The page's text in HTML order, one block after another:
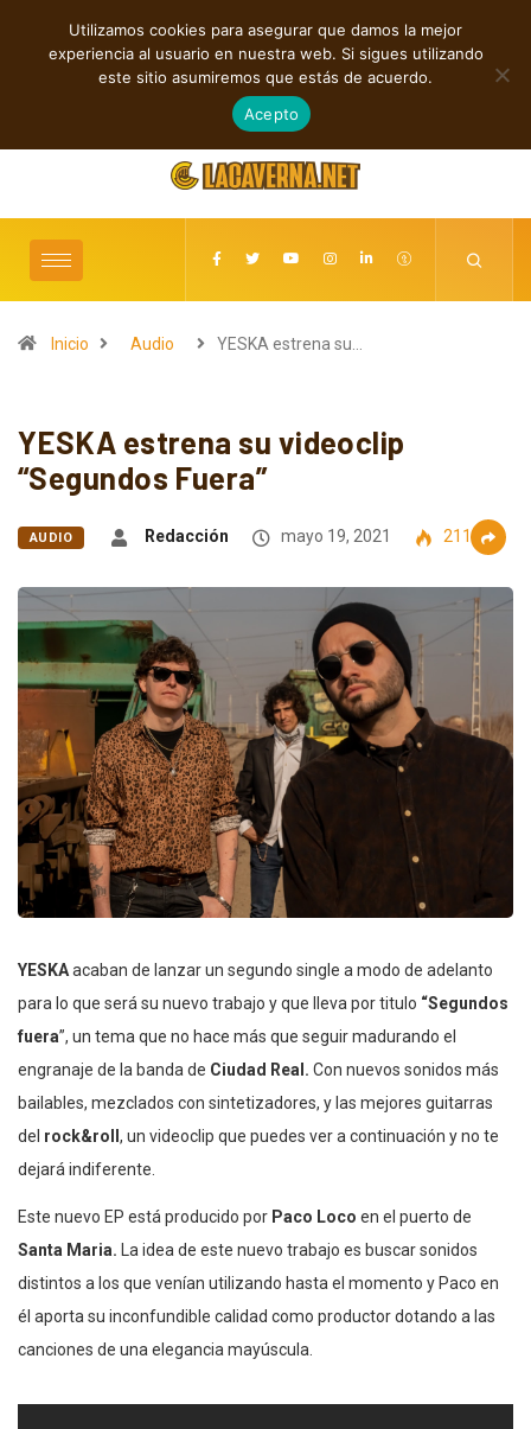
TENDENCIAS
Cuatro lanzamientos independientes entre introspección y fuerza
agosto 6, 2026
Inicio Audio YESKA estrena su…
YESKA estrena su videoclip
“Segundos Fuera”
AUDIO Redacción mayo 19, 2021 2112
YESKAacaban de lanzar un segundo single a modo de adelanto
para lo que será su nuevo trabajo y que lleva por titulo “Segundos
fuera”, un tema que no hace más que seguir madurando el
engranaje de la banda de Ciudad Real. Con nuevos sonidos más
bailables, mezclados con sintetizadores, y las mejores guitarras
del rock&roll , un videoclip que puedes ver a continuación y no te
dejará indiferente.
Este nuevo EP está producido por Paco Loco en el puerto de
Santa Maria. La idea de este nuevo trabajo es buscar sonidos
distintos a los que venían utilizando hasta el momento y Paco en
él aporta su inconfundible calidad como productor dotando a las
canciones de una elegancia mayúscula.
Utilizamos cookies para asegurar que damos la mejor
experiencia al usuario en nuestra web. Si sigues utilizando
este sitio asumiremos que estás de acuerdo.
Acepto